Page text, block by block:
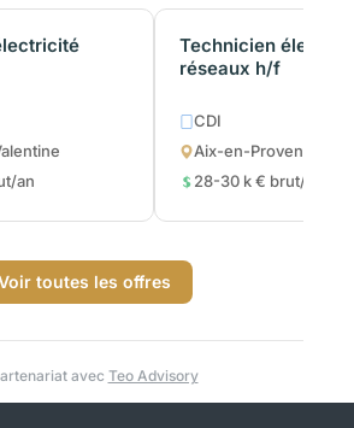
an
Technicien
réseaux h/f
CDI
Aix-en-Provence
28-30 k € brut/an
toutes les offres
avec Teo Advisory